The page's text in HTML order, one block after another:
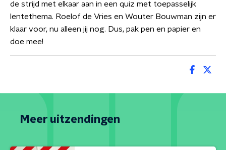
de strijd met elkaar aan in een quiz met toepasselijk
lentethema. Roelof de Vries en Wouter Bouwman zijn er
klaar voor, nu alleen jij nog. Dus, pak pen en papier en
doe mee!
Meer uitzendingen